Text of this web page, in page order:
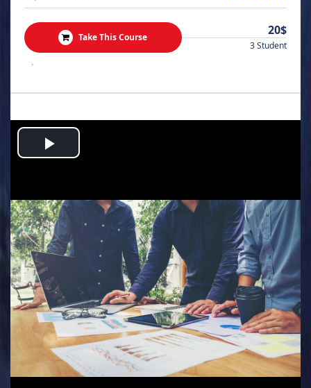
Take This Course 20$
3 Student
.
Play